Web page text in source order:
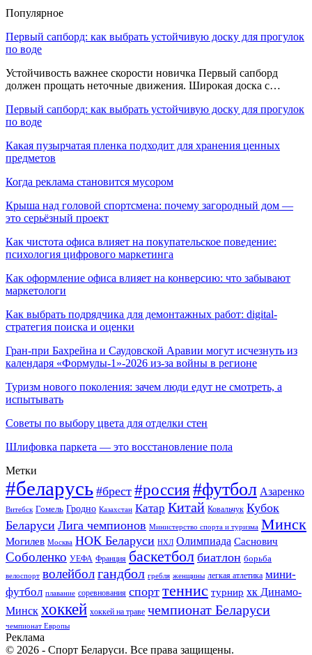
Популярное
Первый сапборд: как выбрать устойчивую доску для прогулок
по воде
Устойчивость важнее скорости новичка Первый сапборд
должен прощать неточные движения. Широкая доска с…
Первый сапборд: как выбрать устойчивую доску для прогулок
по воде
Какая пузырчатая пленка подходит для хранения ценных
предметов
Когда реклама становится мусором
Крыша над головой спортсмена: почему загородный дом —
это серьёзный проект
Как чистота офиса влияет на покупательское поведение:
психология цифрового маркетинга
Как оформление офиса влияет на конверсию: что забывают
маркетологи
Как выбрать подрядчика для демонтажных работ: digital-
стратегия поиска и оценки
Гран-при Бахрейна и Саудовской Аравии могут исчезнуть из
календаря «Формулы-1»-2026 из-за войны в регионе
Туризм нового поколения: зачем люди едут не смотреть, а
испытывать
Советы по выбору цвета для отделки стен
Шлифовка паркета — это восстановление пола
Метки
#беларусь #брест #россия#футбол Азаренко
Витебск Гомель Гродно Казахстан Катар Китай Ковальчук Кубок
Беларуси Лига чемпионов Министерство спорта и туризма Минск
Могилев Москва НОК Беларуси НХЛ Олимпиада Саснович
Соболенко УЕФА Франция баскетбол биатлон борьба
велоспорт волейболгандбол гребля женщины легкая атлетика мини-
футбол плавание соревнования спорт теннис турнир хк Динамо-
Минск хоккей хоккей на траве чемпионат Беларуси
чемпионат Европы
Реклама
© 2026 - Спорт Беларуси. Все права защищены.